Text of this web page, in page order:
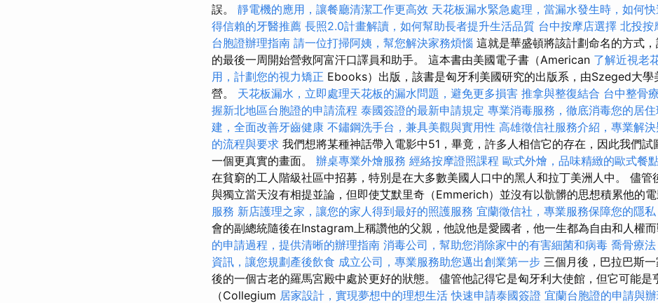
誤。 靜電機的應用，讓餐廳清潔工作更高效 天花板漏水緊急處理，當漏水發生時，如何
得信賴的牙醫推薦 長照2.0計畫解讀，如何幫助長者提升生活品質 台中按摩店選擇 北投按
台胞證辦理指南 請一位打掃阿姨，幫您解決家務煩惱 這就是華盛頓將該計劃命名的方式
的最後一周開始營救阿富汗口譯員和助手。 這本書由美國電子書（American 了解近視老
用，計劃您的視力矯正 Ebooks）出版，該書是匈牙利美國研究的出版系，由Szeged大學
營。 天花板漏水，立即處理天花板的漏水問題，避免更多損害 推拿與整復結合 台中整骨
握新北地區台胞證的申請流程 泰國簽證的最新申請規定 專業消毒服務，徹底消毒您的居住
建，全面改善牙齒健康 不鏽鋼洗手台，兼具美觀與實用性 高雄徵信社服務介紹，專業解決
的流程與要求 我們想將某種神話帶入電影中51，畢竟，許多人相信它的存在，因此我們試
一個更真實的畫面。 辦桌專業外燴服務 經絡按摩證照課程 歐式外燴，品味精緻的歐式餐
在貧窮的工人階級社區中招募，特別是在大多數美國人口中的黑人和拉丁美洲人中。 儘管
與獨立當天沒有相提並論，但即使艾默里奇（Emmerich）並沒有以骯髒的思想積累他的電
服務 新店護理之家，讓您的家人得到最好的照護服務 宜蘭徵信社，專業服務保障您的隱私
會的副總統隨後在Instagram上稱讚他的父親，他說他是愛國者，他一生都為自由和人權而
的申請過程，提供清晰的辦理指南 消毒公司，幫助您消除家中的有害細菌和病毒 喬骨療法
資訊，讓您規劃產後飲食 成立公司，專業服務助您邁出創業第一步 三個月後，巴拉巴斯
後的一個古老的羅馬宮殿中處於更好的狀態。 儘管他記得它是匈牙利大使館，但它可能是
（Collegium 居家設計，實現夢想中的理想生活 快速申請泰國簽證 宜蘭台胞證的申請與